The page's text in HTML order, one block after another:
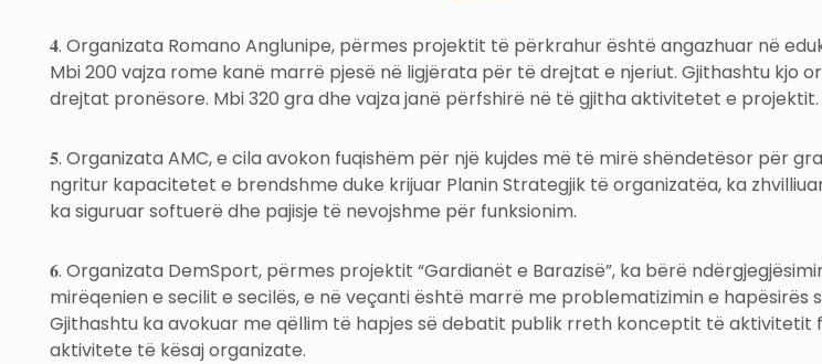
𝟒. Organizata Romano Anglunipe, përmes projektit të përkrahur është angazhuar në
Mbi 200 vajza rome kanë marrë pjesë në ligjërata për të drejtat e njeriut. Gjithashtu
drejtat pronësore. Mbi 320 gra dhe vajza janë përfshirë në të gjitha aktivitetet e projektit.
𝟓. Organizata AMC, e cila avokon fuqishëm për një kujdes më të mirë shëndetësor për
ngritur kapacitetet e brendshme duke krijuar Planin Strategjik të organizatëa, ka
ka siguruar softuerë dhe pajisje të nevojshme për funksionim.
𝟔. Organizata DemSport, përmes projektit “Gardianët e Barazisë”, ka bërë
mirëqenien e secilit e secilës, e në veçanti është marrë me problematizimin e
Gjithashtu ka avokuar me qëllim të hapjes së debatit publik rreth konceptit të aktivitetit
aktivitete të kësaj organizate.